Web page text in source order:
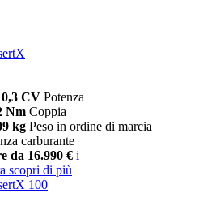
CV Potenza
Nm Coppia
kg Peso in ordine di marcia
carburante
da 16.990 € i
scopri di più
100